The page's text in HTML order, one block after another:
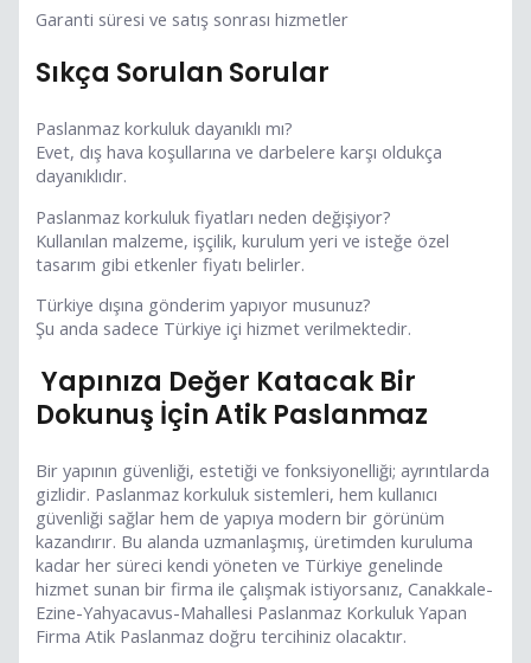
Garanti süresi ve satış sonrası hizmetler
Sıkça Sorulan Sorular
Paslanmaz korkuluk dayanıklı mı?
Evet, dış hava koşullarına ve darbelere karşı oldukça
dayanıklıdır.
Paslanmaz korkuluk fiyatları neden değişiyor?
Kullanılan malzeme, işçilik, kurulum yeri ve isteğe özel
tasarım gibi etkenler fiyatı belirler.
Türkiye dışına gönderim yapıyor musunuz?
Şu anda sadece Türkiye içi hizmet verilmektedir.
Yapınıza Değer Katacak Bir
Dokunuş İçin Atik Paslanmaz
Bir yapının güvenliği, estetiği ve fonksiyonelliği; ayrıntılarda
gizlidir. Paslanmaz korkuluk sistemleri, hem kullanıcı
güvenliği sağlar hem de yapıya modern bir görünüm
kazandırır. Bu alanda uzmanlaşmış, üretimden kuruluma
kadar her süreci kendi yöneten ve Türkiye genelinde
hizmet sunan bir firma ile çalışmak istiyorsanız, Canakkale-
Ezine-Yahyacavus-Mahallesi Paslanmaz Korkuluk Yapan
Firma Atik Paslanmaz doğru tercihiniz olacaktır.